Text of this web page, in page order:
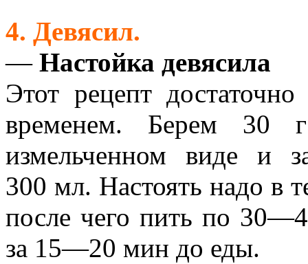
4. Девясил.
— Настойка девясила
Этот рецепт
временем. Берем 30
измельченном виде и
300 мл. Настоять надо в
после чего пить по
за 15—20 мин до еды.